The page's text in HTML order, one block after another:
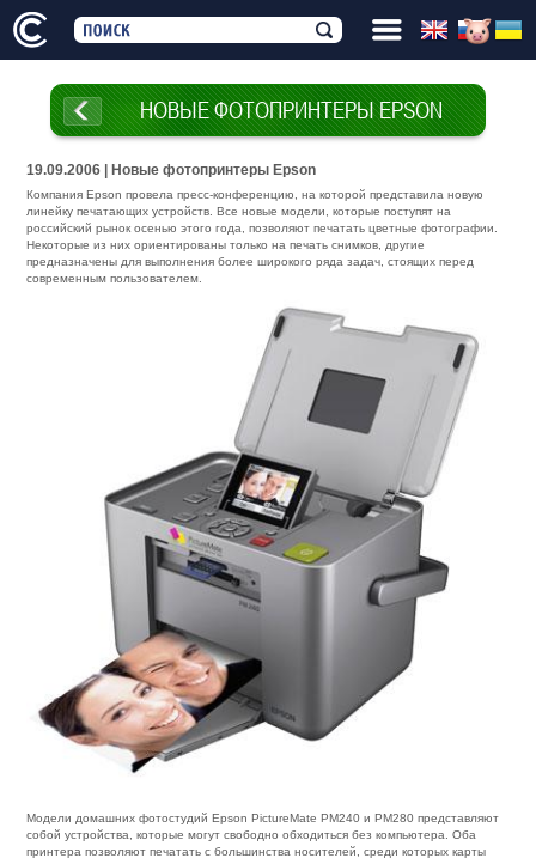
НОВЫЕ ФОТОПРИНТЕРЫ EPSON
19.09.2006 | Новые фотопринтеры Epson
Компания Epson провела пресс-конференцию, на которой представила новую
линейку печатающих устройств. Все новые модели, которые поступят на
российский рынок осенью этого года, позволяют печатать цветные фотографии.
Некоторые из них ориентированы только на печать снимков, другие
предназначены для выполнения более широкого ряда задач, стоящих перед
современным пользователем.
Модели домашних фотостудий Epson PictureMate PM240 и PM280 представляют
собой устройства, которые могут свободно обходиться без компьютера. Оба
принтера позволяют печатать с большинства носителей, среди которых карты